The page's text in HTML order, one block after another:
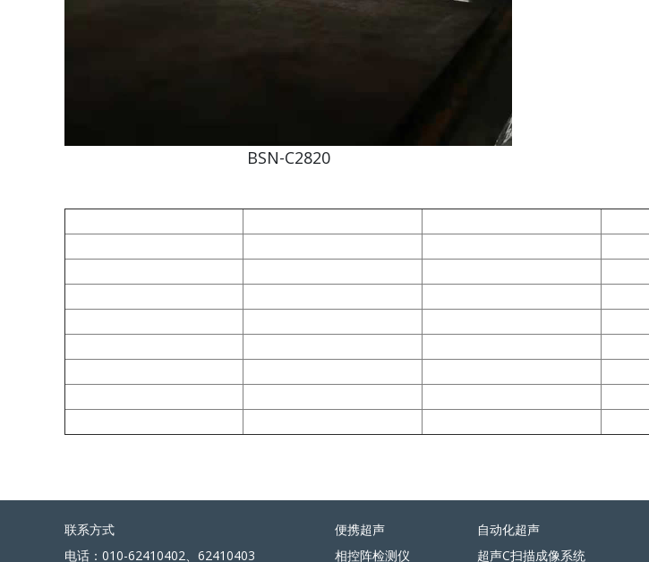
BSN-C2820
联系方式 便携超声 自动化超声
电话：010-62410402、62410403 相控阵检测仪 超声C扫描成像系统